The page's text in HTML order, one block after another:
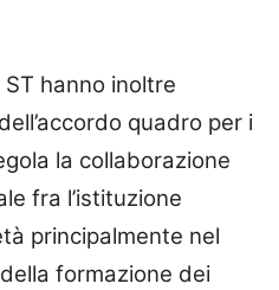
ST hanno inoltre
quadro per i
la collaborazione
fra l’istituzione
principalmente nel
formazione dei